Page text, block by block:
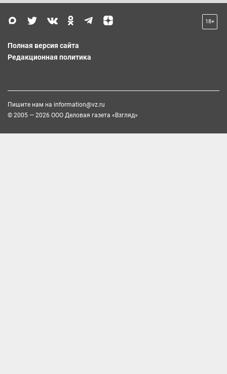
18+
Полная версия сайта
Редакционная политика
Пишите нам на information@vz.ru
© 2005 — 2026 ООО Деловая газета «Взгляд»